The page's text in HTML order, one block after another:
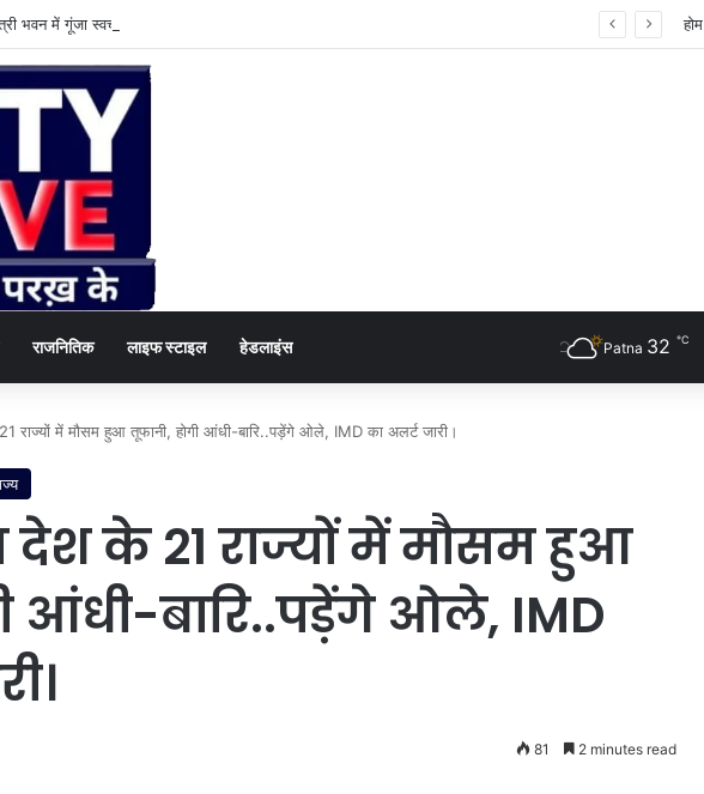
भवन में गूंजा स्वच्छता का शंखनाद: नुक्कड़ नाटक के जरिए विधायी विभाग ने पेश की मिसाल होम
राजनितिक लाइफ स्टाइल हेडलाइंस Patna 32 ℃
राज्यों में मौसम हुआ तूफानी, होगी आंधी-बारि..पड़ेंगे ओले, IMD का अलर्ट जारी।
देश के 21 राज्यों में मौसम हुआ
आंधी-बारि..पड़ेंगे ओले, IMD
81 2 minutes read